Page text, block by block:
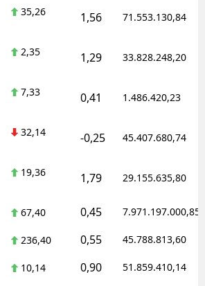
35,26 1,56 71.553.130,84
2,35 1,29 33.828.248,20
7,33 0,41 1.486.420,23
32,14 -0,25 45.407.680,74
19,36 1,79 29.155.635,80
67,40 0,45 7.971.197.000,85
236,40 0,55 45.788.813,60
10,14 0,90 51.859.410,14